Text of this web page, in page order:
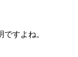
すよね。